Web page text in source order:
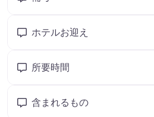
ホテルお迎え
所要時間
含まれるもの